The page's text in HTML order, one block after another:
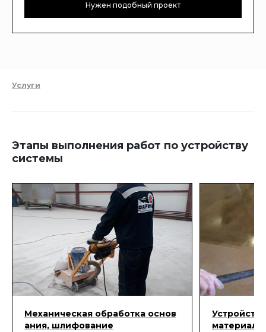
Нужен подобный проект
Услуги
Этапы выполнения работ по устройству
системы
Механическая обработка основ
ания, шлифование